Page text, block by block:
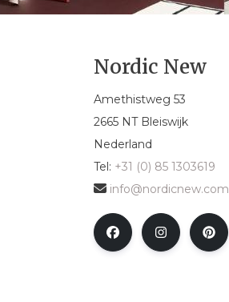
Nordic New
Amethistweg 53
2665 NT Bleiswijk
Nederland
Tel: +31 (0) 85 1303619
info@nordicnew.com